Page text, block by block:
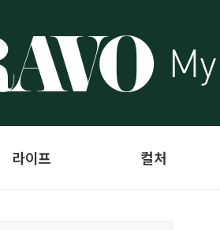
라이프 컬처